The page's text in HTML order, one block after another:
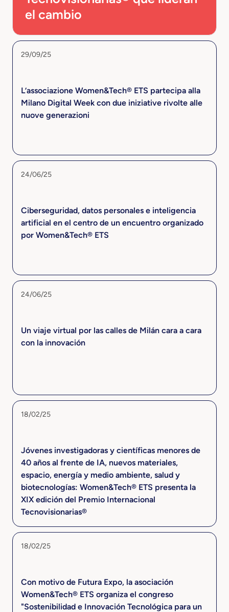
el cambio
29/09/25
L’associazione Women&Tech® ETS partecipa alla
Milano Digital Week con due iniziative rivolte alle
nuove generazioni
24/06/25
Ciberseguridad, datos personales e inteligencia
artificial en el centro de un encuentro organizado
por Women&Tech® ETS
24/06/25
Un viaje virtual por las calles de Milán cara a cara
con la innovación
18/02/25
Jóvenes investigadoras y científicas menores de
40 años al frente de IA, nuevos materiales,
espacio, energía y medio ambiente, salud y
biotecnologías: Women&Tech® ETS presenta la
XIX edición del Premio Internacional
Tecnovisionarias®
18/02/25
Con motivo de Futura Expo, la asociación
Women&Tech® ETS organiza el congreso
"Sostenibilidad e Innovación Tecnológica para un